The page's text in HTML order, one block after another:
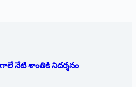
నేటి శాంతికి నిదర్శనం